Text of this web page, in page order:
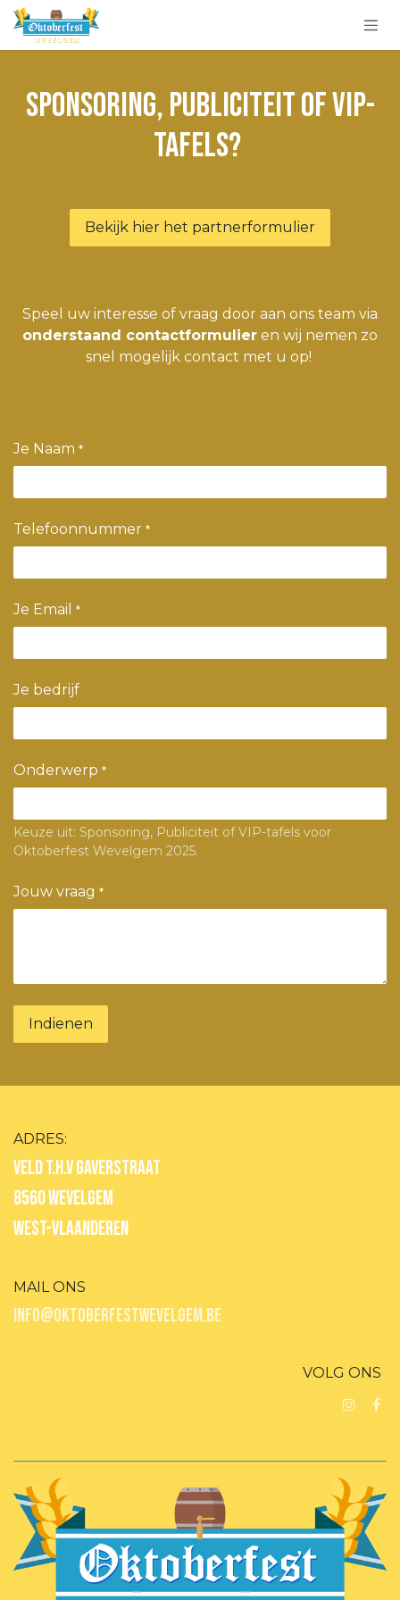
Overslaan naar inhoud
Sponsoring, publiciteit of VIP-
tafels?
Bekijk hier het partnerformulier
Speel uw interesse of vraag door aan ons team via
onderstaand contactformulier en wij nemen zo
snel mogelijk contact met u op!
Je Naam *
Telefoonnummer *
Je Email *
Je bedrijf
Onderwerp *
Keuze uit: Sponsoring, Publiciteit of VIP-tafels voor
Oktoberfest Wevelgem 2025.
Jouw vraag *
Indienen
ADRES:
Veld T.H.V GAVERSTRAAT
8560 WEVELGEM
WEST-VLAANDEREN
MAIL ONS
INFO@OKTOBERFESTWEVELGEM.BE
VOLG ONS